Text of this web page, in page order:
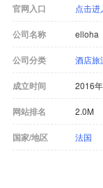
官网入口 点击进
公司名称 elloha
公司分类 酒店旅
成立时间 2016
网站排名 2.0M
国家/地区 法国